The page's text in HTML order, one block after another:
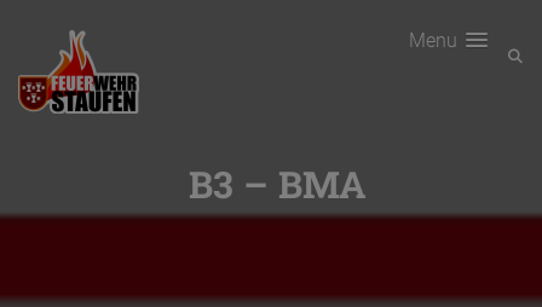
Menu
B3 – BMA